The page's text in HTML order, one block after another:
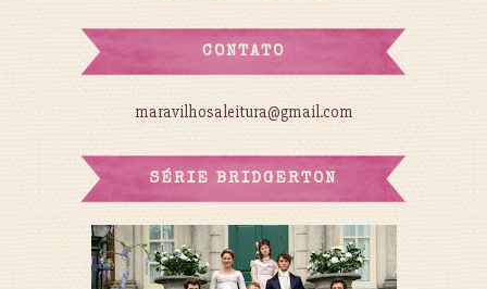
CONTATO
maravilhosaleitura@gmail.com
SÉRIE BRIDGERTON